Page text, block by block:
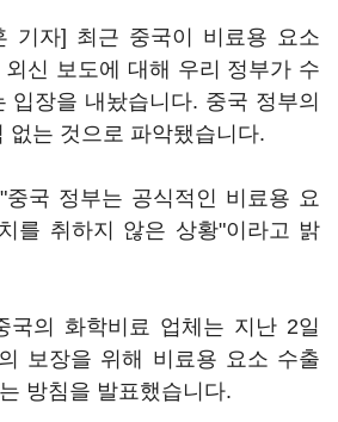
기자] 최근 중국이 비료용 요소
신 보도에 대해 우리 정부가 수
입장을 내놨습니다. 중국 정부의
없는 것으로 파악됐습니다.
중국 정부는 공식적인 비료용 요
를 취하지 않은 상황"이라고 밝
국의 화학비료 업체는 지난 2일
보장을 위해 비료용 요소 수출
방침을 발표했습니다.